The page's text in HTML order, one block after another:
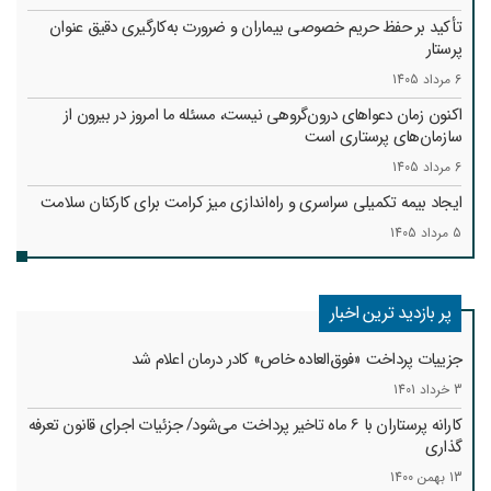
تأکید بر حفظ حریم خصوصی بیماران و ضرورت به‌کارگیری دقیق عنوان
پرستار
6 مرداد 1405
اکنون زمان دعواهای درون‌گروهی نیست، مسئله ما امروز در بیرون از
سازمان‌های پرستاری است
6 مرداد 1405
ایجاد بیمه تکمیلی سراسری و راه‌اندازی میز کرامت برای کارکنان سلامت
5 مرداد 1405
پر بازدید ترین اخبار
جزییات پرداخت «فوق‌العاده خاص» کادر درمان اعلام شد
3 خرداد 1401
کارانه‌ پرستاران با 6 ماه تاخیر پرداخت می‌شود/ جزئیات اجرای قانون تعرفه
گذاری
13 بهمن 1400